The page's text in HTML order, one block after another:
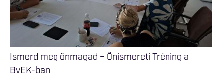
Ismerd meg önmagad – Önismereti Tréning a
BvEK-ban